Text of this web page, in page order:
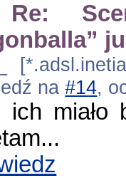
Re:
na#14,
ich miało